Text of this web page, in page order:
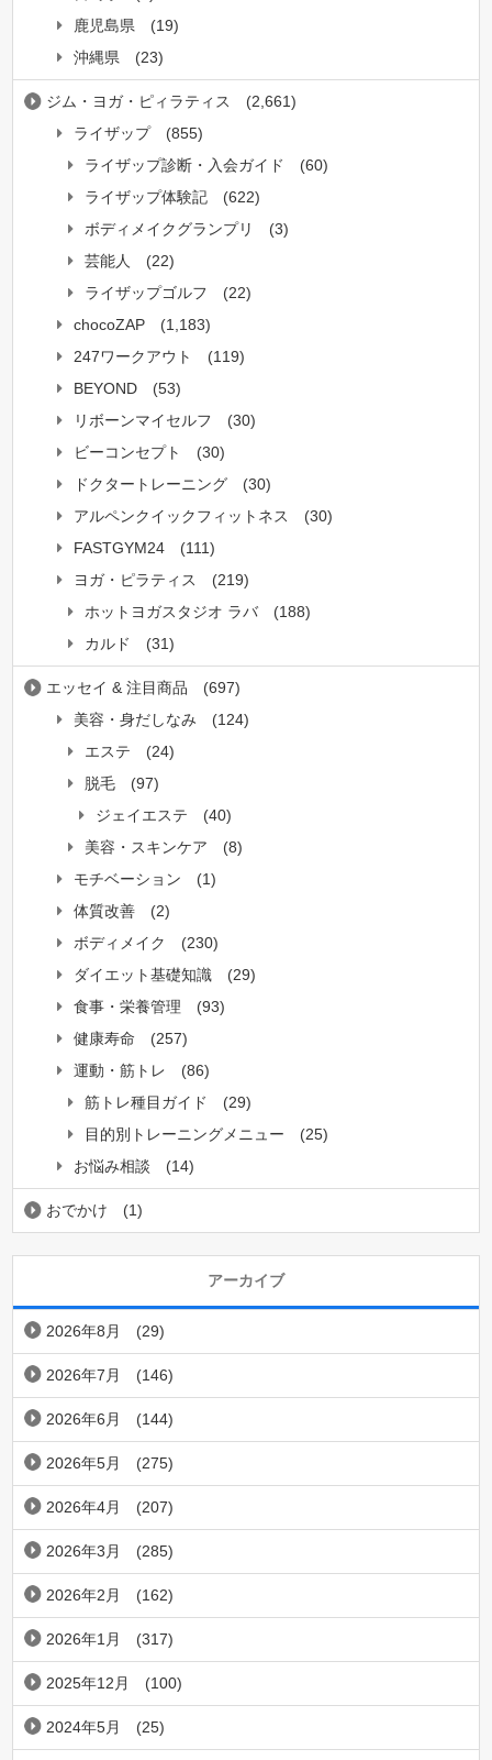
鹿児島県
(19)
沖縄県
(23)
ジム・ヨガ・ピィラティス
(2,661)
ライザップ
(855)
ライザップ診断・入会ガイド
(60)
ライザップ体験記
(622)
ボディメイクグランプリ
(3)
芸能人
(22)
ライザップゴルフ
(22)
chocoZAP
(1,183)
247ワークアウト
(119)
BEYOND
(53)
リボーンマイセルフ
(30)
ビーコンセプト
(30)
ドクタートレーニング
(30)
アルペンクイックフィットネス
(30)
FASTGYM24
(111)
ヨガ・ピラティス
(219)
ホットヨガスタジオ ラバ
(188)
カルド
(31)
エッセイ & 注目商品
(697)
美容・身だしなみ
(124)
エステ
(24)
脱毛
(97)
ジェイエステ
(40)
美容・スキンケア
(8)
モチベーション
(1)
体質改善
(2)
ボディメイク
(230)
ダイエット基礎知識
(29)
食事・栄養管理
(93)
健康寿命
(257)
運動・筋トレ
(86)
筋トレ種目ガイド
(29)
目的別トレーニングメニュー
(25)
お悩み相談
(14)
おでかけ (1)
アーカイブ
2026年8月 (29)
2026年7月 (146)
2026年6月 (144)
2026年5月 (275)
2026年4月 (207)
2026年3月 (285)
2026年2月 (162)
2026年1月 (317)
2025年12月 (100)
2024年5月 (25)